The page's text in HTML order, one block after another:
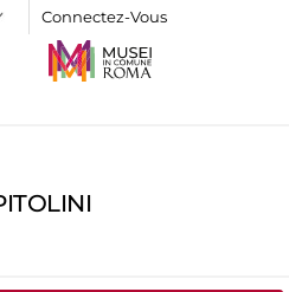
Connectez-Vous